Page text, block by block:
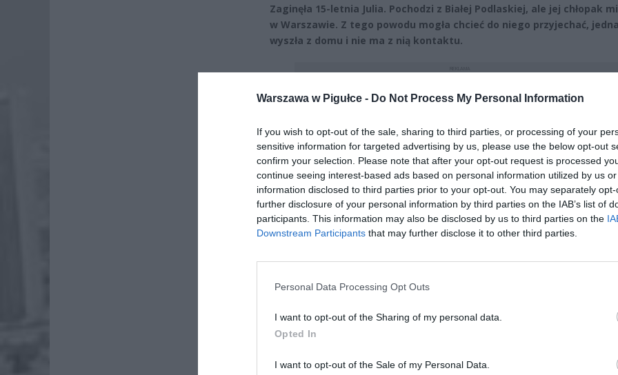
Warszawa w Pigułce - Do Not Process My Personal Information
If you wish to opt-out of the sale, sharing to third parties, or processing of your
sensitive information for targeted advertising by us, please use the below opt-out
confirm your selection. Please note that after your opt-out request is processed
continue seeing interest-based ads based on personal information utilized by us
information disclosed to third parties prior to your opt-out. You may separately
further disclosure of your personal information by third parties on the IAB’s list of
participants. This information may also be disclosed by us to third parties on the
Downstream Participants that may further disclose it to other third parties.
Personal Data Processing Opt Outs
I want to opt-out of the Sharing of my personal data.
Opted In
I want to opt-out of the Sale of my Personal Data.
Zaginęła 15-letnia Julia. Pochodzi z Białej Podlaskiej, ale jej chłopak
w Warszawie. Z tego powodu mogła chcieć do niego przyjechać,
wyszła z domu i nie ma z nią kontaktu.
Play
Dodaj nas do preferowanych źródeł w Google